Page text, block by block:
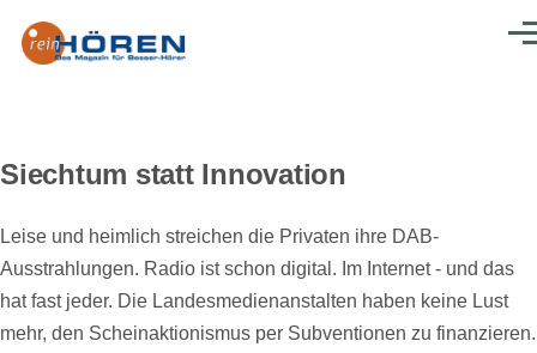
Siechtum statt Innovation
Leise und heimlich streichen die Privaten ihre DAB-
Ausstrahlungen. Radio ist schon digital. Im Internet - und das
hat fast jeder. Die Landesmedienanstalten haben keine Lust
mehr, den Scheinaktionismus per Subventionen zu finanzieren.